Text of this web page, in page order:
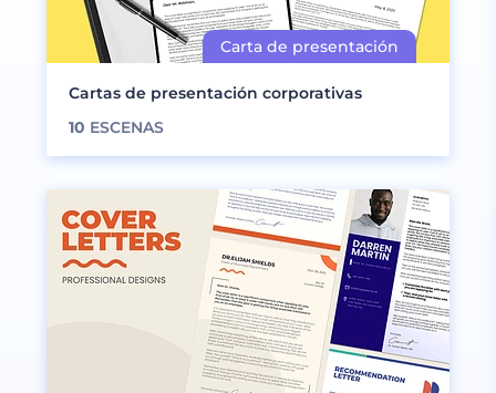
Cartas de presentación corporativas
10 ESCENAS